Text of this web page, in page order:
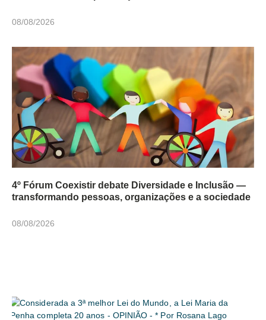
08/08/2026
4º Fórum Coexistir debate Diversidade e Inclusão —
transformando pessoas, organizações e a sociedade
08/08/2026